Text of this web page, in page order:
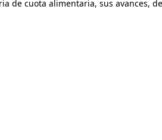
de cuota alimentaria, sus avances,